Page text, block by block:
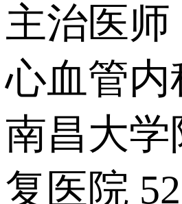
主治医师
心血管内
南昌大学
复医院